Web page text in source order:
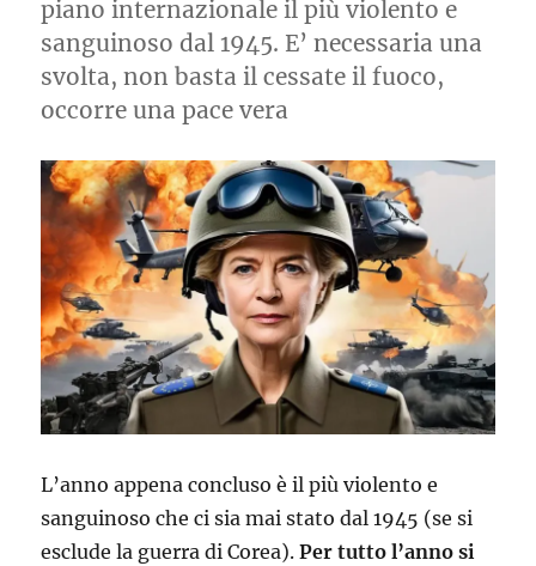
piano internazionale il più violento e
sanguinoso dal 1945. E’ necessaria una
svolta, non basta il cessate il fuoco,
occorre una pace vera
L’anno appena concluso è il più violento e
sanguinoso che ci sia mai stato dal 1945 (se si
esclude la guerra di Corea).Per tutto l’anno si